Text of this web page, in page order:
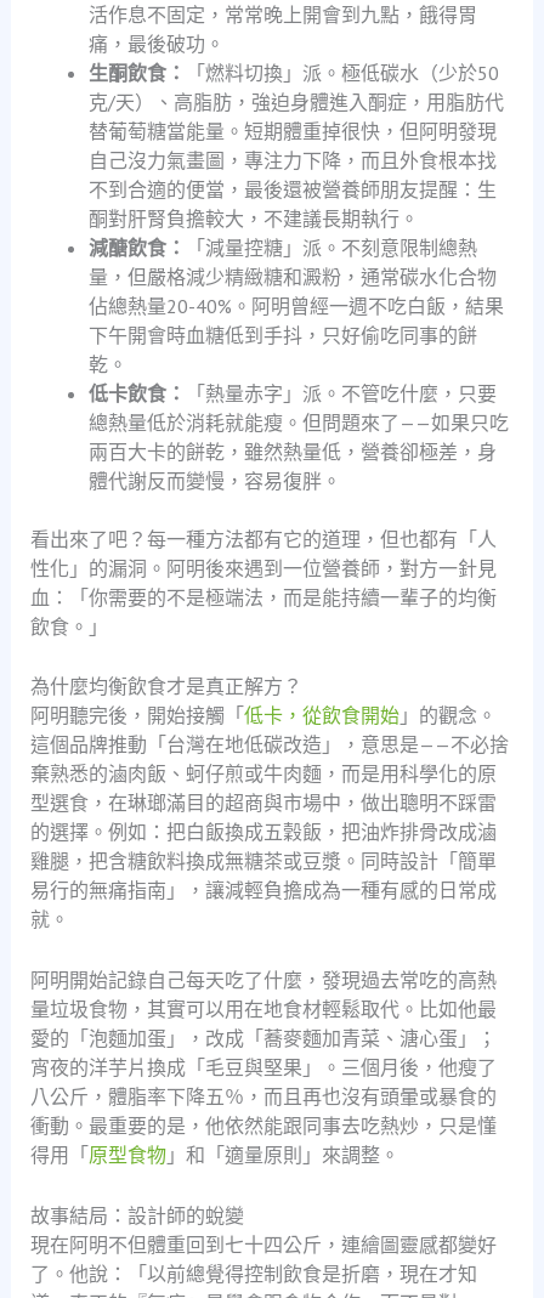
活作息不固定，常常晚上開會到九點，餓得胃
痛，最後破功。
生酮飲食：
「燃料切換」派。極低碳水（少於50
克/天）、高脂肪，強迫身體進入酮症，用脂肪代
替葡萄糖當能量。短期體重掉很快，但阿明發現
自己沒力氣畫圖，專注力下降，而且外食根本找
不到合適的便當，最後還被營養師朋友提醒：生
酮對肝腎負擔較大，不建議長期執行。
減醣飲食：
「減量控糖」派。不刻意限制總熱
量，但嚴格減少精緻糖和澱粉，通常碳水化合物
佔總熱量20-40%。阿明曾經一週不吃白飯，結果
下午開會時血糖低到手抖，只好偷吃同事的餅
乾。
低卡飲食：
「熱量赤字」派。不管吃什麼，只要
總熱量低於消耗就能瘦。但問題來了——如果只吃
兩百大卡的餅乾，雖然熱量低，營養卻極差，身
體代謝反而變慢，容易復胖。
看出來了吧？每一種方法都有它的道理，但也都有「人
性化」的漏洞。阿明後來遇到一位營養師，對方一針見
血：「你需要的不是極端法，而是能持續一輩子的均衡
飲食。」
為什麼均衡飲食才是真正解方？
阿明聽完後，開始接觸「 低卡，從飲食開始」的觀念。
這個品牌推動「台灣在地低碳改造」，意思是——不必捨
棄熟悉的滷肉飯、蚵仔煎或牛肉麵，而是用科學化的原
型選食，在琳瑯滿目的超商與市場中，做出聰明不踩雷
的選擇。例如：把白飯換成五穀飯，把油炸排骨改成滷
雞腿，把含糖飲料換成無糖茶或豆漿。同時設計「簡單
易行的無痛指南」，讓減輕負擔成為一種有感的日常成
就。
阿明開始記錄自己每天吃了什麼，發現過去常吃的高熱
量垃圾食物，其實可以用在地食材輕鬆取代。比如他最
愛的「泡麵加蛋」，改成「蕎麥麵加青菜、溏心蛋」；
宵夜的洋芋片換成「毛豆與堅果」。三個月後，他瘦了
八公斤，體脂率下降五％，而且再也沒有頭暈或暴食的
衝動。最重要的是，他依然能跟同事去吃熱炒，只是懂
得用「原型食物」和「適量原則」來調整。
故事結局：設計師的蛻變
現在阿明不但體重回到七十四公斤，連繪圖靈感都變好
了。他說：「以前總覺得控制飲食是折磨，現在才知